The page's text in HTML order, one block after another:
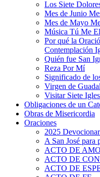
Los Siete
Mes de Junio
Mes de Mayo
Música Tú Me
Por qué la
Contemplación
Quién fue San
Reza Por Mí
Significado de
Virgen de
Visitar Siete
Obligaciones de un
Obras de Misericordia
Oraciones
2025
A San José para
ACTO DE
ACTO DE
ACTO DE